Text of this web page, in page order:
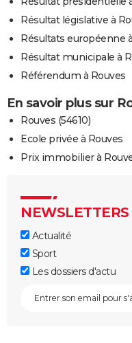
Résultat législative à
Résultats européenne
Résultat municipale à
Référendum à Rouves
En savoir plus sur
Rouves (54610)
Ecole privée à Rouves
Prix immobilier à
NEWSLETTERS
Actualité
Sport
Les dossiers d'actu